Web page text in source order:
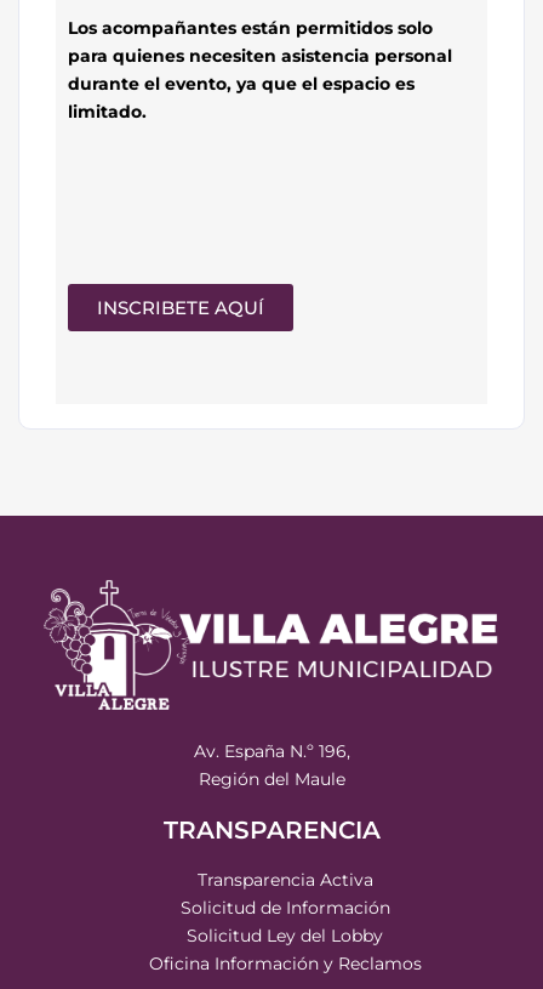
Los acompañantes están permitidos solo
para quienes necesiten asistencia personal
durante el evento, ya que el espacio es
limitado.
INSCRIBETE AQUÍ
Av. España N.º 196,
Región del Maule
TRANSPARENCIA
Transparencia Activa
Solicitud de Información
Solicitud Ley del Lobby
Oficina Información y Reclamos